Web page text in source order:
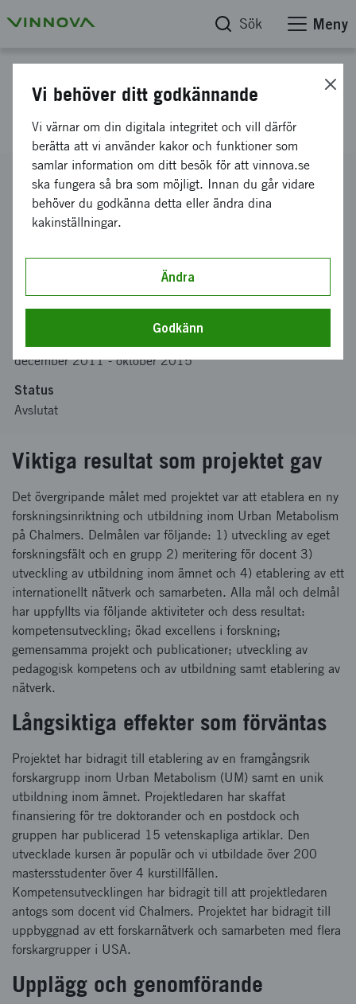
Sök Meny
Hållbara och Attraktiva Städer
Diarienummer
2011-01337
Koordinator
Institutionen för bygg- och miljöteknik
Bidrag från Vinnova
3 000 000 kronor
december 2011-oktober 2015
Status
Avslutat
Viktiga resultat som projektet gav
Det övergripande målet med projektet var att etablera en ny
forskningsinriktning och utbildning inom Urban Metabolism
på Chalmers. Delmålen var följande: 1) utveckling av eget
forskningsfält och en grupp 2) meritering för docent 3)
utveckling av utbildning inom ämnet och 4) etablering av ett
internationellt nätverk och samarbeten. Alla mål och delmål
har uppfyllts via följande aktiviteter och dess resultat:
kompetensutveckling; ökad excellens i forskning;
gemensamma projekt och publicationer; utveckling av
pedagogisk kompetens och av utbildning samt etablering av
nätverk.
Långsiktiga effekter som förväntas
Projektet har bidragit till etablering av en framgångsrik
forskargrupp inom Urban Metabolism (UM) samt en unik
utbildning inom ämnet. Projektledaren har skaffat
finansiering för tre doktorander och en postdock och
gruppen har publicerad 15 vetenskapliga artiklar. Den
utvecklade kursen är populär och vi utbildade över 200
mastersstudenter över 4 kurstillfällen.
Kompetensutvecklingen har bidragit till att projektledaren
antogs som docent vid Chalmers. Projektet har bidragit till
uppbyggnad av ett forskarnätverk och samarbeten med flera
forskargrupper i USA.
Upplägg och genomförande
Vi behöver ditt godkännande
Vi värnar om din digitala integritet och vill därför
berätta att vi använder kakor och funktioner som
samlar information om ditt besök för att vinnova.se
ska fungera så bra som möjligt. Innan du går vidare
behöver du godkänna detta eller ändra dina
kakinställningar.
Ändra
Godkänn